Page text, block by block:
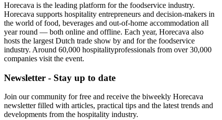
Horecava is the leading platform for the foodservice industry.
Horecava supports hospitality entrepreneurs and decision-makers in
the world of food, beverages and out-of-home accommodation all
year round — both online and offline. Each year, Horecava also
hosts the largest Dutch trade show by and for the foodservice
industry. Around 60,000 hospitalityprofessionals from over 30,000
companies visit the event.
Newsletter - Stay up to date
Join our community for free and receive the biweekly Horecava
newsletter filled with articles, practical tips and the latest trends and
developments from the hospitality industry.